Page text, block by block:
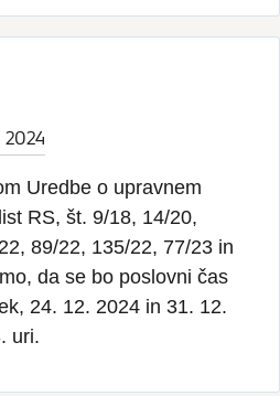
2024
Uredbe o upravnem
RS, št. 9/18, 14/20,
89/22, 135/22, 77/23 in
da se bo poslovni čas
24. 12. 2024 in 31. 12.
uri.